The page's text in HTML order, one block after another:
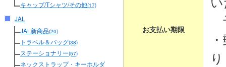
キャップ/Tシャツ/その他(17)
JAL
JAL新商品(20)
トラベル＆バッグ(38)
ステーショナリー(57)
ネックストラップ・キーホルダ
お支払い期限